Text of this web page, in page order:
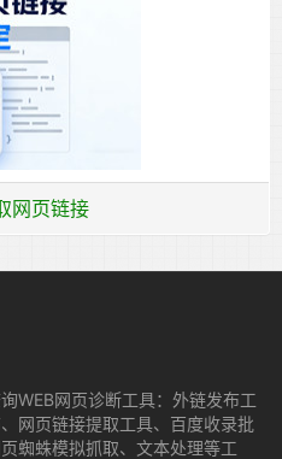
网页链接
WEB网页诊断工具：外链发布工
网页链接提取工具、百度收录批
蜘蛛模拟抓取、文本处理等工